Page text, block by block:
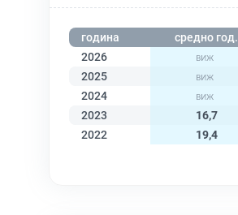
година средно год.
2026
2025
2024
2023
16,7
2022
19,4